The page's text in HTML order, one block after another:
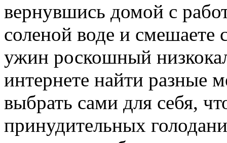
вернувшись домой с
соленой воде и смешаете
ужин роскошный
интернете найти разные
выбрать сами для себя,
принудительных